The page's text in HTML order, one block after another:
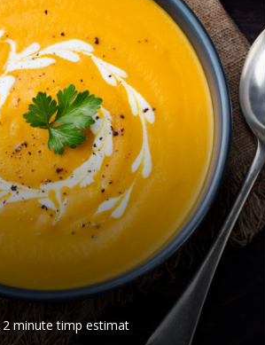
2 minute timp estimat